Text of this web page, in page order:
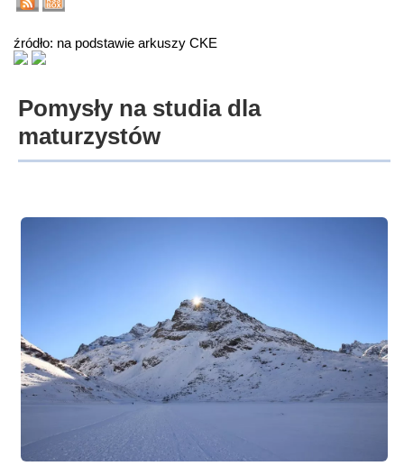
źródło: na podstawie arkuszy CKE
Pomysły na studia dla
maturzystów